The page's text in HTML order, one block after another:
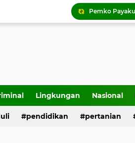
Lingkungan Nasional
pendidikan pertanian